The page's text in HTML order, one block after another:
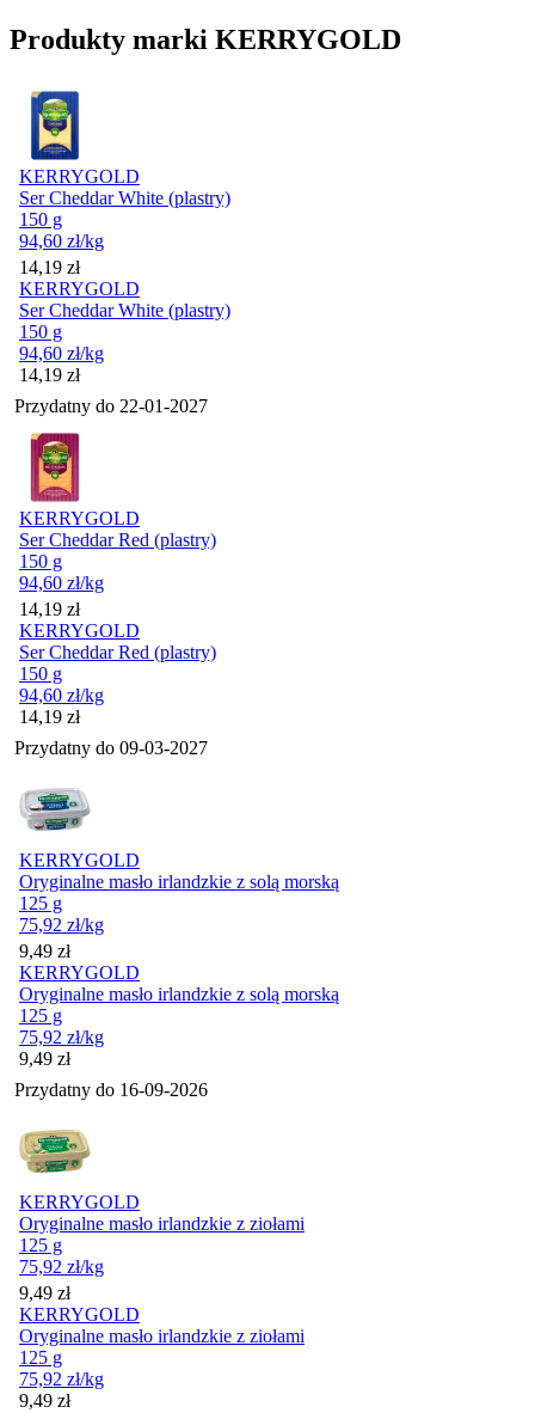
Produkty marki KERRYGOLD
KERRYGOLD
Ser Cheddar White (plastry)
150 g
94,60 zł/kg
Cena
14,19 zł
KERRYGOLD
Ser Cheddar White (plastry)
150 g
94,60 zł/kg
Cena
14,19 zł
Przydatny do 22-01-2027
KERRYGOLD
Ser Cheddar Red (plastry)
150 g
94,60 zł/kg
Cena
14,19 zł
KERRYGOLD
Ser Cheddar Red (plastry)
150 g
94,60 zł/kg
Cena
14,19 zł
Przydatny do 09-03-2027
KERRYGOLD
Oryginalne masło irlandzkie z solą morską
125 g
75,92 zł/kg
Cena
9,49 zł
KERRYGOLD
Oryginalne masło irlandzkie z solą morską
125 g
75,92 zł/kg
Cena
9,49 zł
Przydatny do 16-09-2026
KERRYGOLD
Oryginalne masło irlandzkie z ziołami
125 g
75,92 zł/kg
Cena
9,49 zł
KERRYGOLD
Oryginalne masło irlandzkie z ziołami
125 g
75,92 zł/kg
Cena
9,49 zł